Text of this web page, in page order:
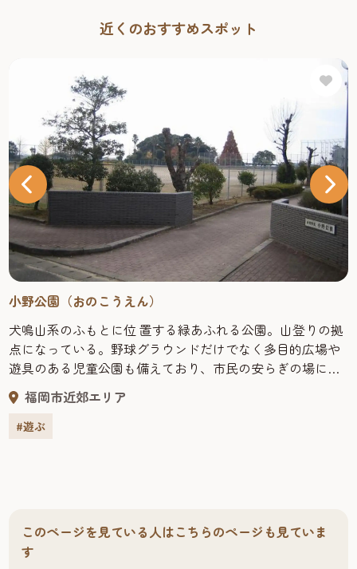
近くのおすすめスポット
小野公園（おのこうえん）
犬鳴山系のふもとに位 置する緑あふれる公園。山登りの拠
点になっている。野球グラウンドだけでなく多目的広場や
遊具のある児童公園も備えており、市民の安らぎの場に
なっている。
福岡市近郊エリア
#遊ぶ
このページを見ている人はこちらのページも見ていま
す